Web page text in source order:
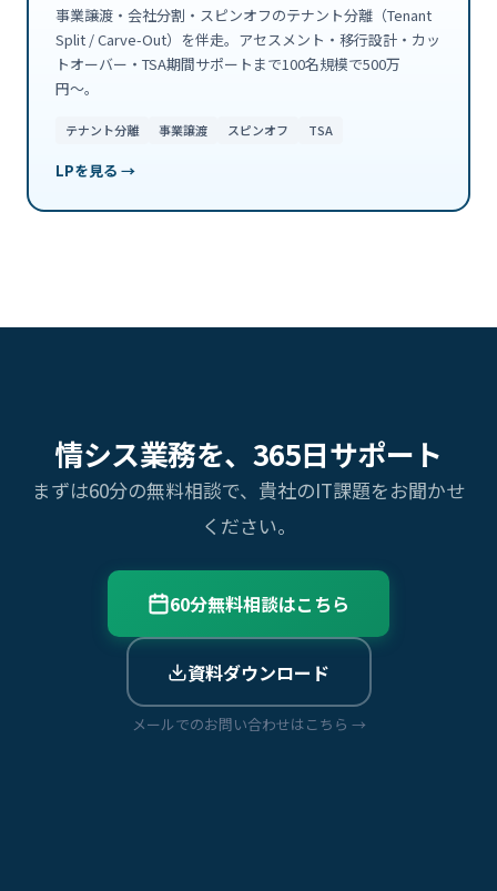
事業譲渡・会社分割・スピンオフのテナント分離（Tenant
Split / Carve-Out）を伴走。アセスメント・移行設計・カッ
トオーバー・TSA期間サポートまで100名規模で500万
円〜。
テナント分離 事業譲渡 スピンオフ TSA
LPを見る →
情シス業務を、365日サポート
まずは60分の無料相談で、貴社のIT課題をお聞かせ
ください。
60分無料相談はこちら
資料ダウンロード
メールでのお問い合わせはこちら →